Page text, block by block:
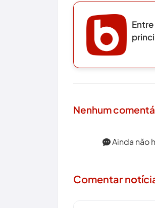
Nenhum
Ainda não
Comentar